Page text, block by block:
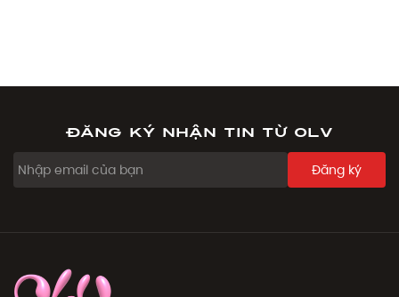
Đăng ký nhận tin từ OLV
Đăng ký